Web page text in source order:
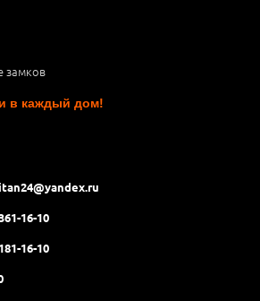
замков
в каждый дом!
16-10
16-10